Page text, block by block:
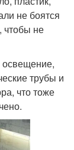
не боятся
чтобы не
освещение,
трубы и
что тоже